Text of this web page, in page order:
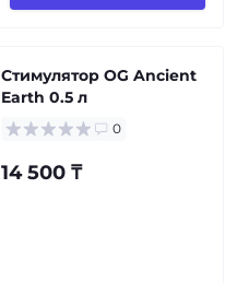
Стимулятор OG Ancient
Earth 0.5 л
0
14 500 ₸